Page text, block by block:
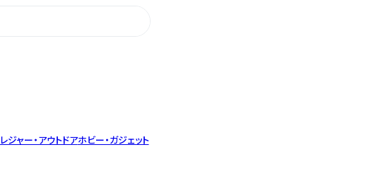
レジャー・アウトドアホビー・ガジェット